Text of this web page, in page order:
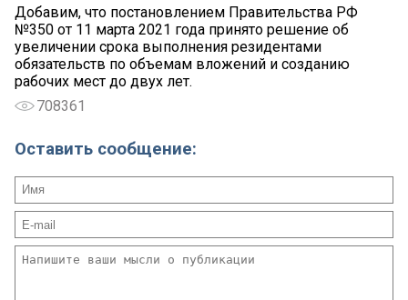
Добавим, что постановлением Правительства РФ
№350 от 11 марта 2021 года принято решение об
увеличении срока выполнения резидентами
обязательств по объемам вложений и созданию
рабочих мест до двух лет.
708361
Оставить сообщение: